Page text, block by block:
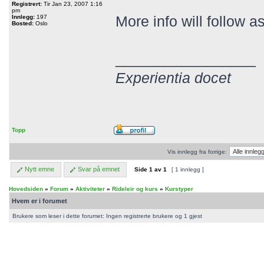
Registrert: Tir Jan 23, 2007 1:16
pm
Innlegg: 197
Bosted: Oslo More info will follow
Experientia docet
Topp
Vis innlegg fra forrige:
Nytt emne Svar på emnet Side 1 av 1 [ 1 innlegg ]
Hovedsiden » Forum » Aktiviteter » Rideleir og kurs » Kurstyper
Hvem er i forumet
Brukere som leser i dette forumet: Ingen registrerte brukere og 1 gjest